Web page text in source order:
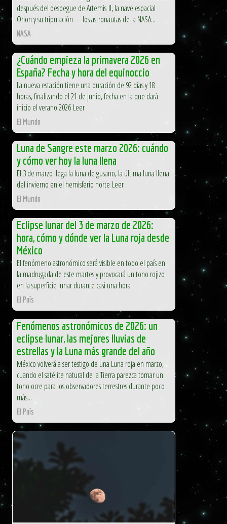
después del despegue de Artemis II, la nave espacial
Orion y su tripulación —los astronautas de la NASA...
NASA
¿Cuándo empieza la primavera 2026 en
España? Fecha y hora del equinoccio
La nueva estación tiene una duración de 92 días y 18
horas, finalizando el 21 de junio, fecha en la que dará
inicio el verano 2026 Leer
El Mundo
Luna de Sangre este marzo 2026: cuándo
y cómo ver hoy la luna llena
El 3 de marzo llega la luna de gusano, la última luna llena
del invierno en el hemisferio norte Leer
El Mundo
Eclipse lunar del 3 de marzo de 2026:
hora, cómo y dónde ver la Luna roja desde
México
El fenómeno astronómico será visible en todo el país en
la madrugada de este martes y provocará un tono rojizo
en la superficie lunar durante casi una hora
El País
Fenómenos astronómicos de 2026: un
eclipse lunar, las mejores lluvias de
estrellas y la Luna más grande del año
México volverá a ser testigo de una Luna roja en marzo,
cuando el satélite natural de la Tierra parezca tomar un
tono ocre para los observadores terrestres durante poco
más...
El País